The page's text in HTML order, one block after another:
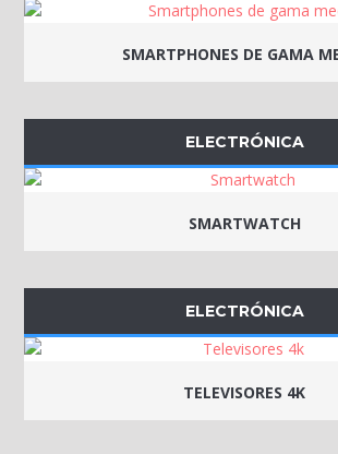
SMARTPHONES DE GAMA
ELECTRÓNICA
SMARTWATCH
ELECTRÓNICA
TELEVISORES 4K